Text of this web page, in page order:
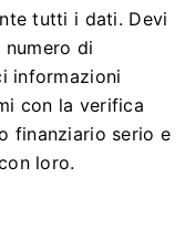
tutti i dati. Devi
di
informazioni
con la verifica
finanziario serio e
loro.